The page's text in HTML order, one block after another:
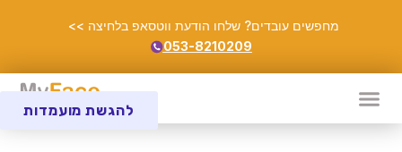
מחפשים עובדים? שלחו הודעת ווטסאפ בלחיצה >>
053-8210209
להגשת מועמדות